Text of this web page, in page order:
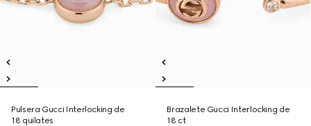
Pulsera Gucci Interlocking de
18 quilates
Brazalete Gucci Interlocking de
18 ct